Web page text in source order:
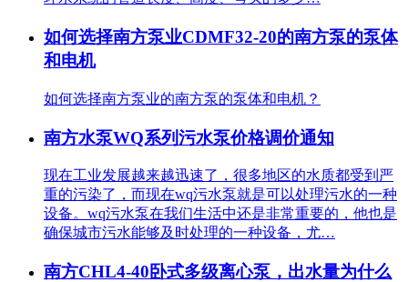
如何选择南方泵业CDMF32-20的南方泵的泵体
和电机
如何选择南方泵业的南方泵的泵体和电机？
南方水泵WQ系列污水泵价格调价通知
现在工业发展越来越迅速了，很多地区的水质都受到严
重的污染了，而现在wq污水泵就是可以处理污水的一种
设备。wq污水泵在我们生活中还是非常重要的，他也是
确保城市污水能够及时处理的一种设备，尤…
南方CHL4-40卧式多级离心泵，出水量为什么